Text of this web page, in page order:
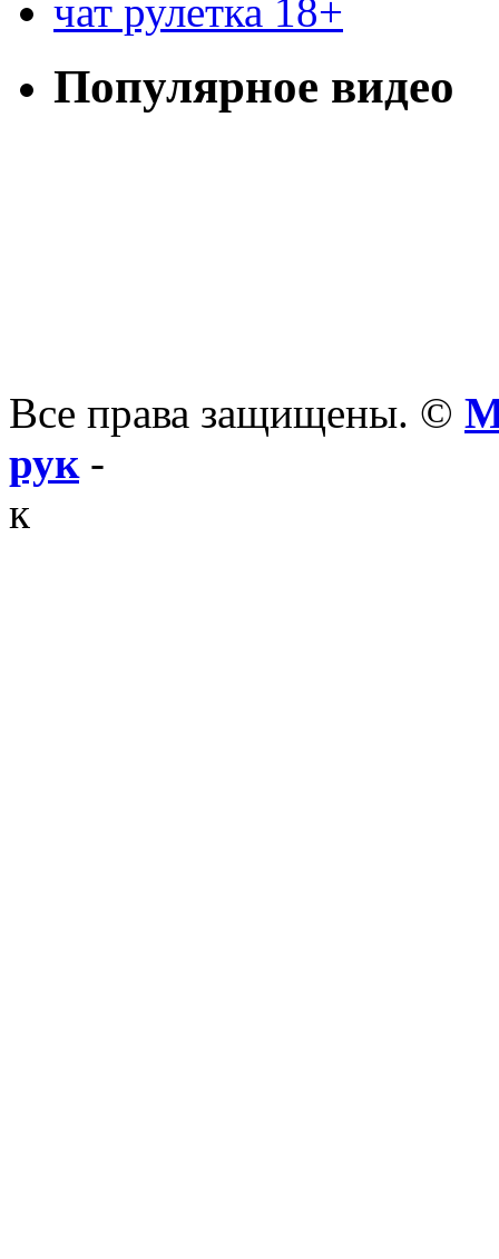
чат рулетка 18+
Популярное видео
Все права защищены. ©
рук-
к